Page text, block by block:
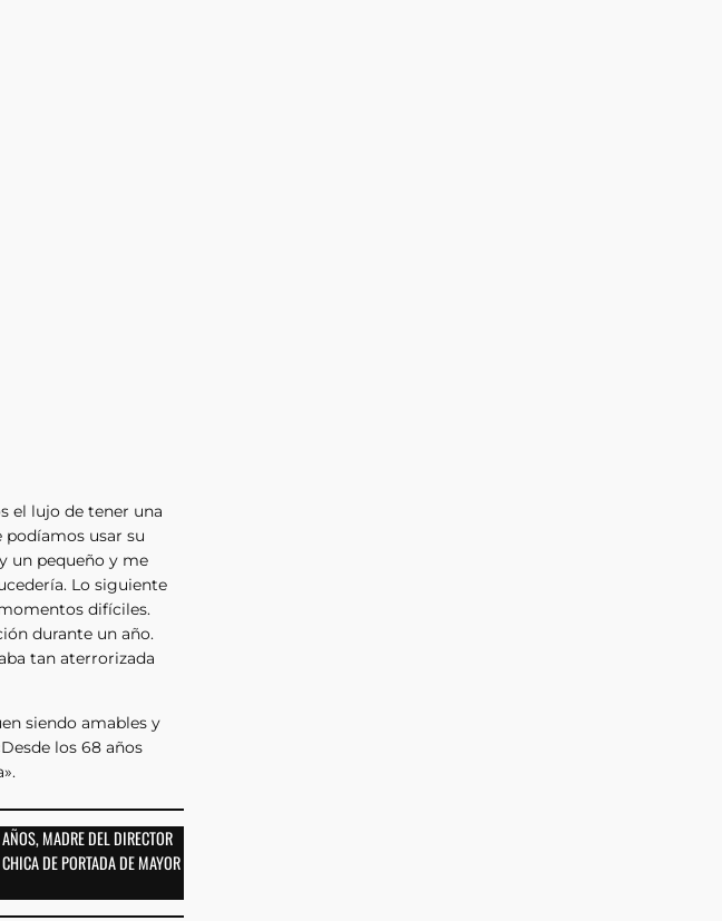
el lujo de tener una
usar su
un pequeño y me
Lo siguiente
difíciles.
durante un año.
tan aterrorizada
siendo amables y
los 68 años
MADRE DEL DIRECTOR
DE PORTADA DE MAYOR